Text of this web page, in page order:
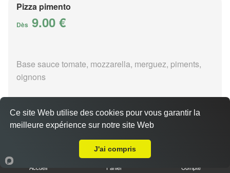
Pizza pimento
Dès 9.00 €
Base sauce tomate, mozzarella, merguez, piments,
oignons
Accueil Panier Compte
Ce site Web utilise des cookies pour vous garantir la
meilleure expérience sur notre site Web
J'ai compris